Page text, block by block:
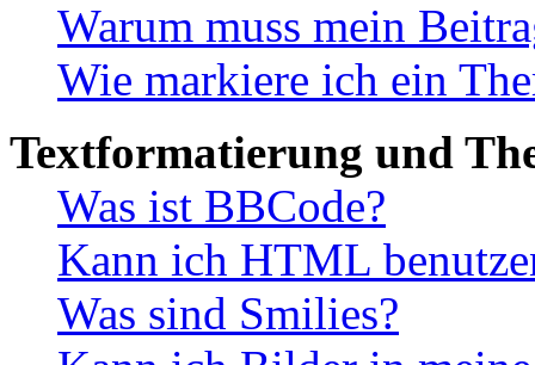
Warum muss mein
Wie markiere ich ein
Textformatierung und
Was ist BBCode?
Kann ich HTML
Was sind Smilies?